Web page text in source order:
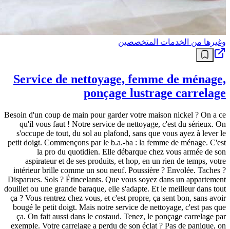
وغيرها من الخدمات المتخصصين
Service de nettoyage, femme de ménage,
ponçage lustrage carrelage
Besoin d'un coup de main pour garder votre maison nickel ? On a ce
qu'il vous faut ! Notre service de nettoyage, c'est du sérieux. On
s'occupe de tout, du sol au plafond, sans que vous ayez à lever le
petit doigt. Commençons par le b.a.-ba : la femme de ménage. C'est
la pro du quotidien. Elle débarque chez vous armée de son
aspirateur et de ses produits, et hop, en un rien de temps, votre
intérieur brille comme un sou neuf. Poussière ? Envolée. Taches ?
Disparues. Sols ? Étincelants. Que vous soyez dans un appartement
douillet ou une grande baraque, elle s'adapte. Et le meilleur dans tout
ça ? Vous rentrez chez vous, et c'est propre, ça sent bon, sans avoir
bougé le petit doigt. Mais notre service de nettoyage, c'est pas que
ça. On fait aussi dans le costaud. Tenez, le ponçage carrelage par
exemple. Votre carrelage a perdu de son éclat ? Pas de panique, on